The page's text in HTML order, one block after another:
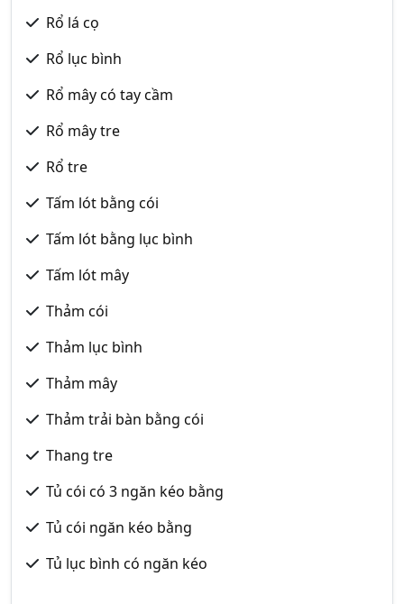
Rổ lá cọ
Rổ lục bình
Rổ mây có tay cầm
Rổ mây tre
Rổ tre
Tấm lót bằng cói
Tấm lót bằng lục bình
Tấm lót mây
Thảm cói
Thảm lục bình
Thảm mây
Thảm trải bàn bằng cói
Thang tre
Tủ cói có 3 ngăn kéo bằng
Tủ cói ngăn kéo bằng
Tủ lục bình có ngăn kéo